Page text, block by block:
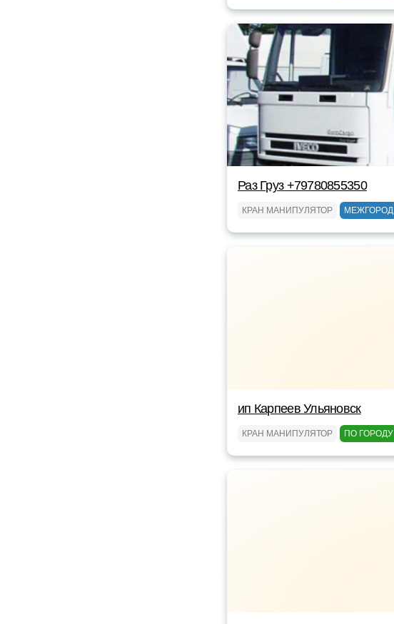
Раз Груз +79780855350
КРАН МАНИПУЛЯТОР МЕЖГОРОД
ип Карпеев Ульяновск
КРАН МАНИПУЛЯТОР ПО ГОРОДУ